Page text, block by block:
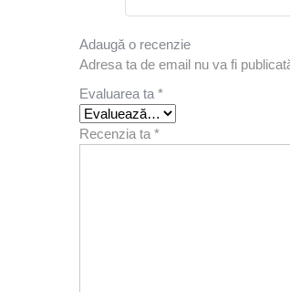
Adaugă o recenzie
Adresa ta de email nu va fi
Evaluarea ta *
Recenzia ta *